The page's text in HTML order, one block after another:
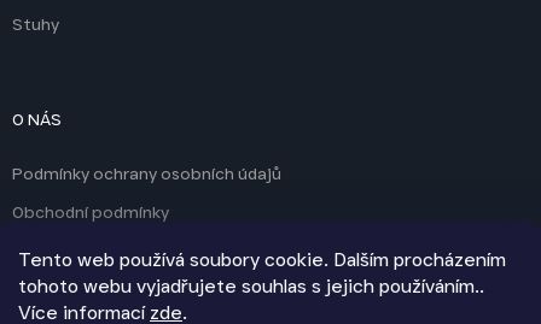
Tento web používá soubory cookie. Dalším procházením
tohoto webu vyjadřujete souhlas s jejich používáním..
Více informací zde.
Stuhy
O NÁS
Podmínky ochrany osobních údajů
Obchodní podmínky
Kontakty